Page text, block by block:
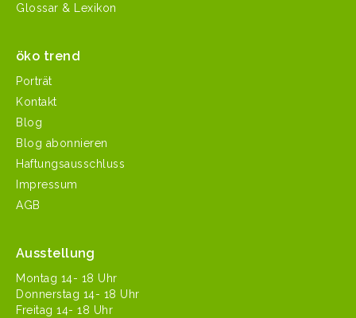
Glossar & Lexikon
öko trend
Porträt
Kontakt
Blog
Blog abonnieren
Haftungsausschluss
Impressum
AGB
Ausstellung
Mon­tag 14- 18 Uhr
Don­ner­stag 14- 18 Uhr
Fre­itag 14- 18 Uhr